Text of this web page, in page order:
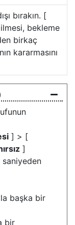
bırakın. [
bekleme
birkaç
kararmasını
] > [
]
başka bir
bir